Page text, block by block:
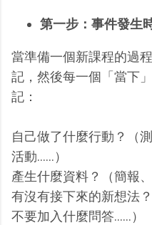
第一步：事件發生
當準備一個新課程的過
記，然後每一個「當下
記：
自己做了什麼行動？（
活動......）
產生什麼資料？（簡報
有沒有接下來的新想法
不要加入什麼問答......）